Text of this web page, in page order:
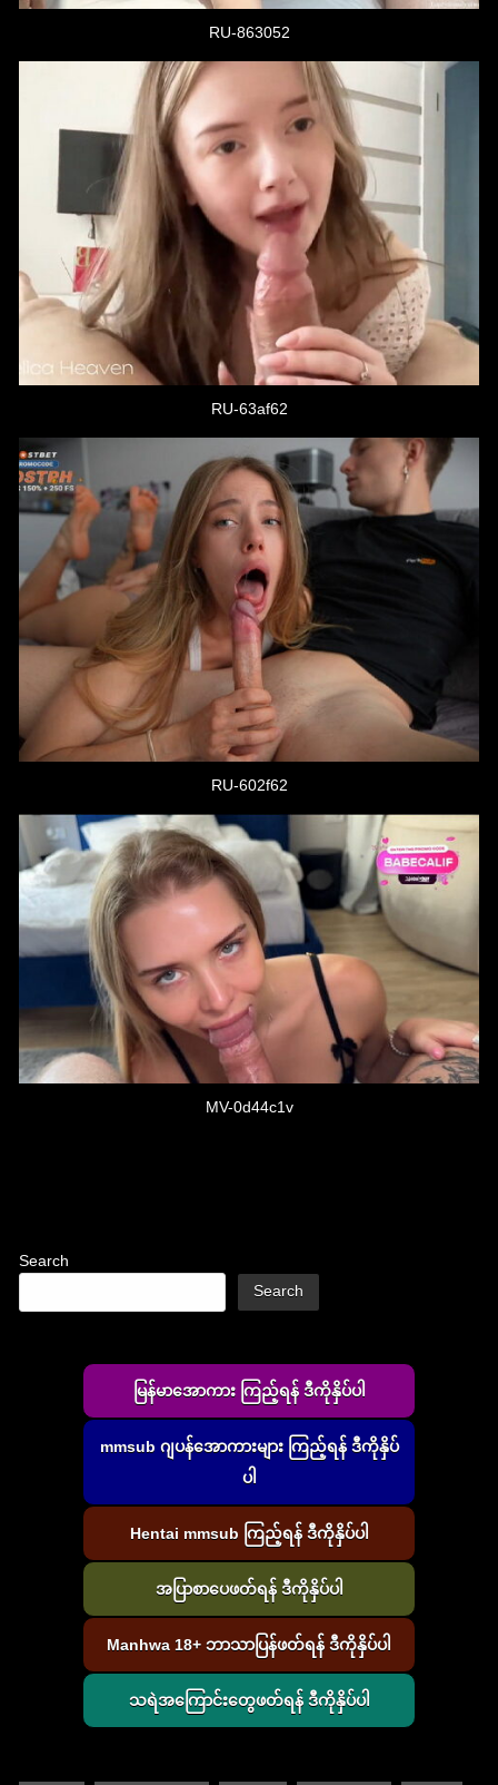
RU-863052
RU-63af62
RU-602f62
MV-0d44c1v
Search
Search
မြန်မာအောကား ကြည့်ရန် ဒီကိုနှိပ်ပါ
mmsub ဂျပန်အောကားများ ကြည့်ရန် ဒီကိုနှိပ်
ပါ
Hentai mmsub ကြည့်ရန် ဒီကိုနှိပ်ပါ
အပြာစာပေဖတ်ရန် ဒီကိုနှိပ်ပါ
Manhwa 18+ ဘာသာပြန်ဖတ်ရန် ဒီကိုနှိပ်ပါ
သရဲအကြောင်းတွေဖတ်ရန် ဒီကိုနှိပ်ပါ